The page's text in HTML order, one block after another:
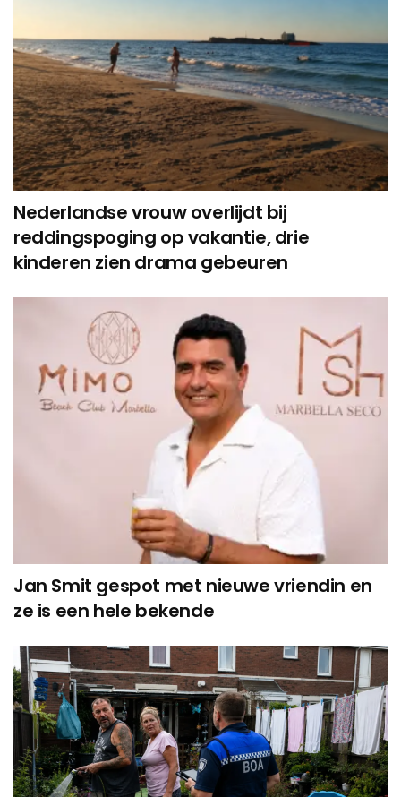
Nederlandse vrouw overlijdt bij
reddingspoging op vakantie, drie
kinderen zien drama gebeuren
Jan Smit gespot met nieuwe vriendin en
ze is een hele bekende